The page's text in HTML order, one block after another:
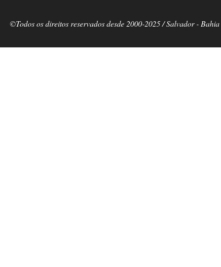
©Todos os direitos reservados desde 2000-2025 / Salvador -